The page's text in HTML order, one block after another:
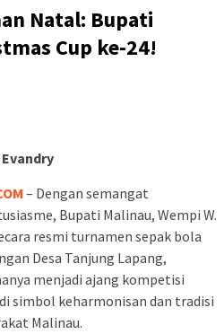
Natal: Bupati
Cup ke-24!
Evandry
– Dengan semangat
Bupati Malinau, Wempi W.
resmi turnamen sepak bola
Desa Tanjung Lapang,
menjadi ajang kompetisi
simbol keharmonisan dan tradisi
Malinau.